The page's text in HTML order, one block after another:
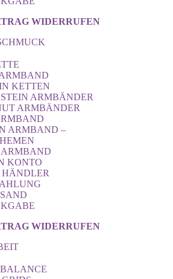
WIDERRUFEN
KETTEN
ARMBÄNDER
ARMBÄNDER
ARMBAND –
KONTO
HÄNDLER
WIDERRUFEN